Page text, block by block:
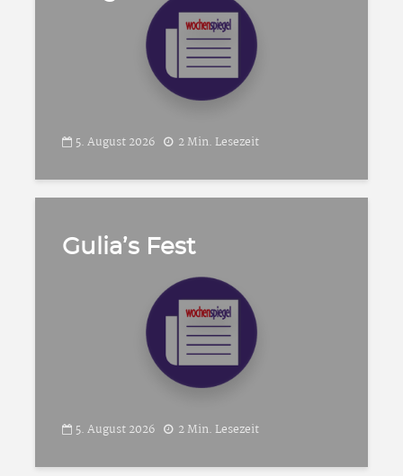
5. August 2026 2 Min. Lesezeit
Gulia’s Fest
5. August 2026 2 Min. Lesezeit